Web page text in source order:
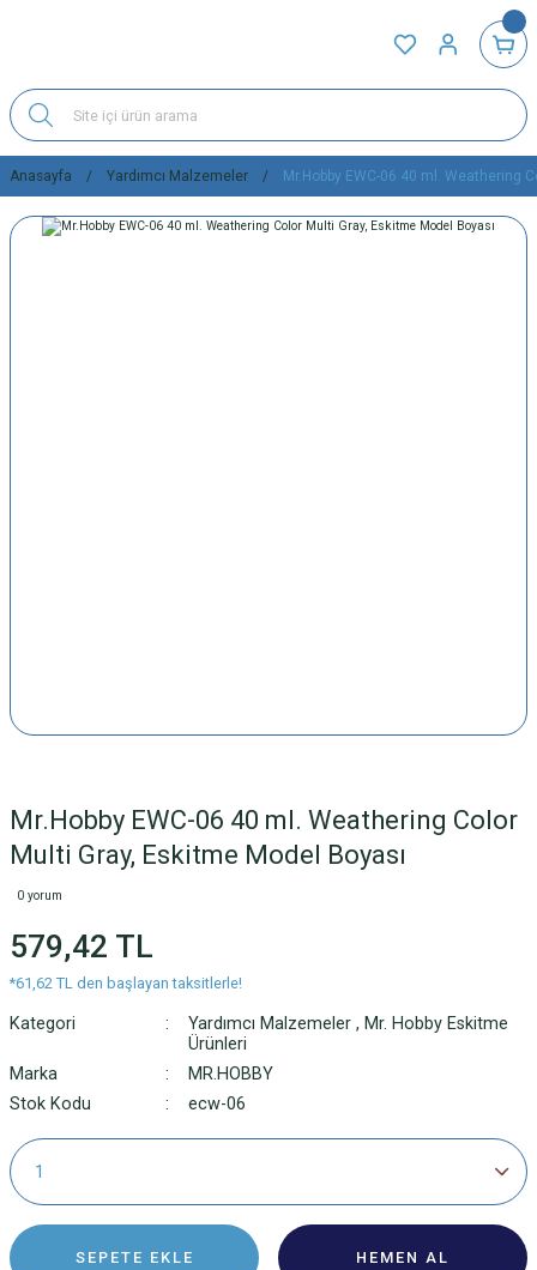
Anasayfa Yardımcı Malzemeler Mr.Hobby EWC-06 40 ml. Weathering
Mr.Hobby EWC-06 40 ml. Weathering Color
Multi Gray, Eskitme Model Boyası
0 yorum
579,42 TL
*61,62 TL den başlayan taksitlerle!
Kategori Yardımcı Malzemeler , Mr. Hobby Eskitme
Ürünleri
Marka
MR.HOBBY
Stok Kodu
ecw-06
SEPETE EKLE HEMEN AL